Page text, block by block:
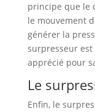
principe que le
le mouvement
générer la
surpresseur
apprécié pour
Le
Enfin, le